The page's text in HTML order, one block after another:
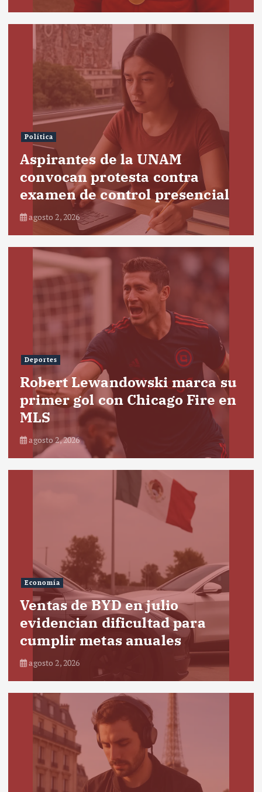
Política
Aspirantes de la UNAM
convocan protesta contra
examen de control presencial
agosto 2, 2026
Deportes
Robert Lewandowski marca su
primer gol con Chicago Fire en
MLS
agosto 2, 2026
Economía
Ventas de BYD en julio
evidencian dificultad para
cumplir metas anuales
agosto 2, 2026